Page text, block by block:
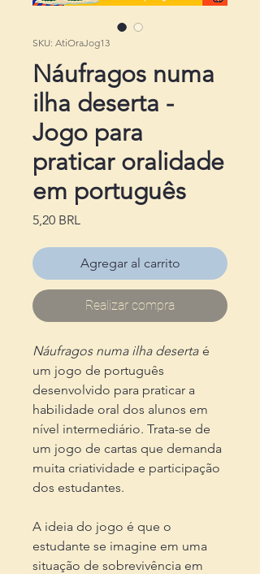
SKU: AtiOraJog13
Náufragos numa
ilha deserta -
Jogo para
praticar oralidade
em português
5,20 BRL
Agregar al carrito
Realizar compra
Náufragos numa ilha deserta é
um jogo de português
desenvolvido para praticar a
habilidade oral dos alunos em
nível intermediário. Trata-se de
um jogo de cartas que demanda
muita criatividade e participação
dos estudantes.
A ideia do jogo é que o
estudante se imagine em uma
situação de sobrevivência em